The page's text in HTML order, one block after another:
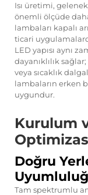
Isı üretimi,
önemli ölçüde
lambaları kapalı
ticari
LED yapısı aynı
dayanıklılık
veya sıcaklık
lambaların erken
uygundur.
Kurulum
Doğru
Tam spektrumlu